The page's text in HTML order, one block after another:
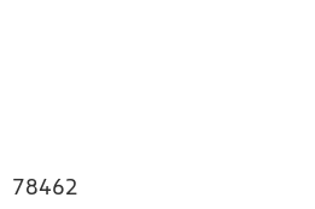
78462